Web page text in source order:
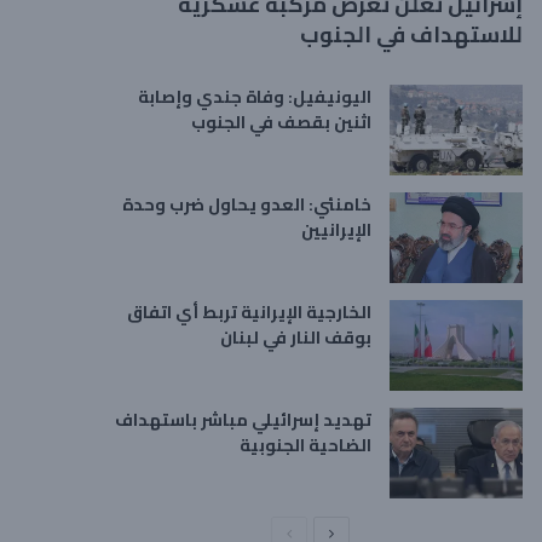
للاستهداف في الجنوب
اليونيفيل: وفاة جندي وإصابة
اثنين بقصف في الجنوب
خامنئي: العدو يحاول ضرب وحدة
الإيرانيين
الخارجية الإيرانية تربط أي اتفاق
بوقف النار في لبنان
تهديد إسرائيلي مباشر باستهداف
الضاحية الجنوبية